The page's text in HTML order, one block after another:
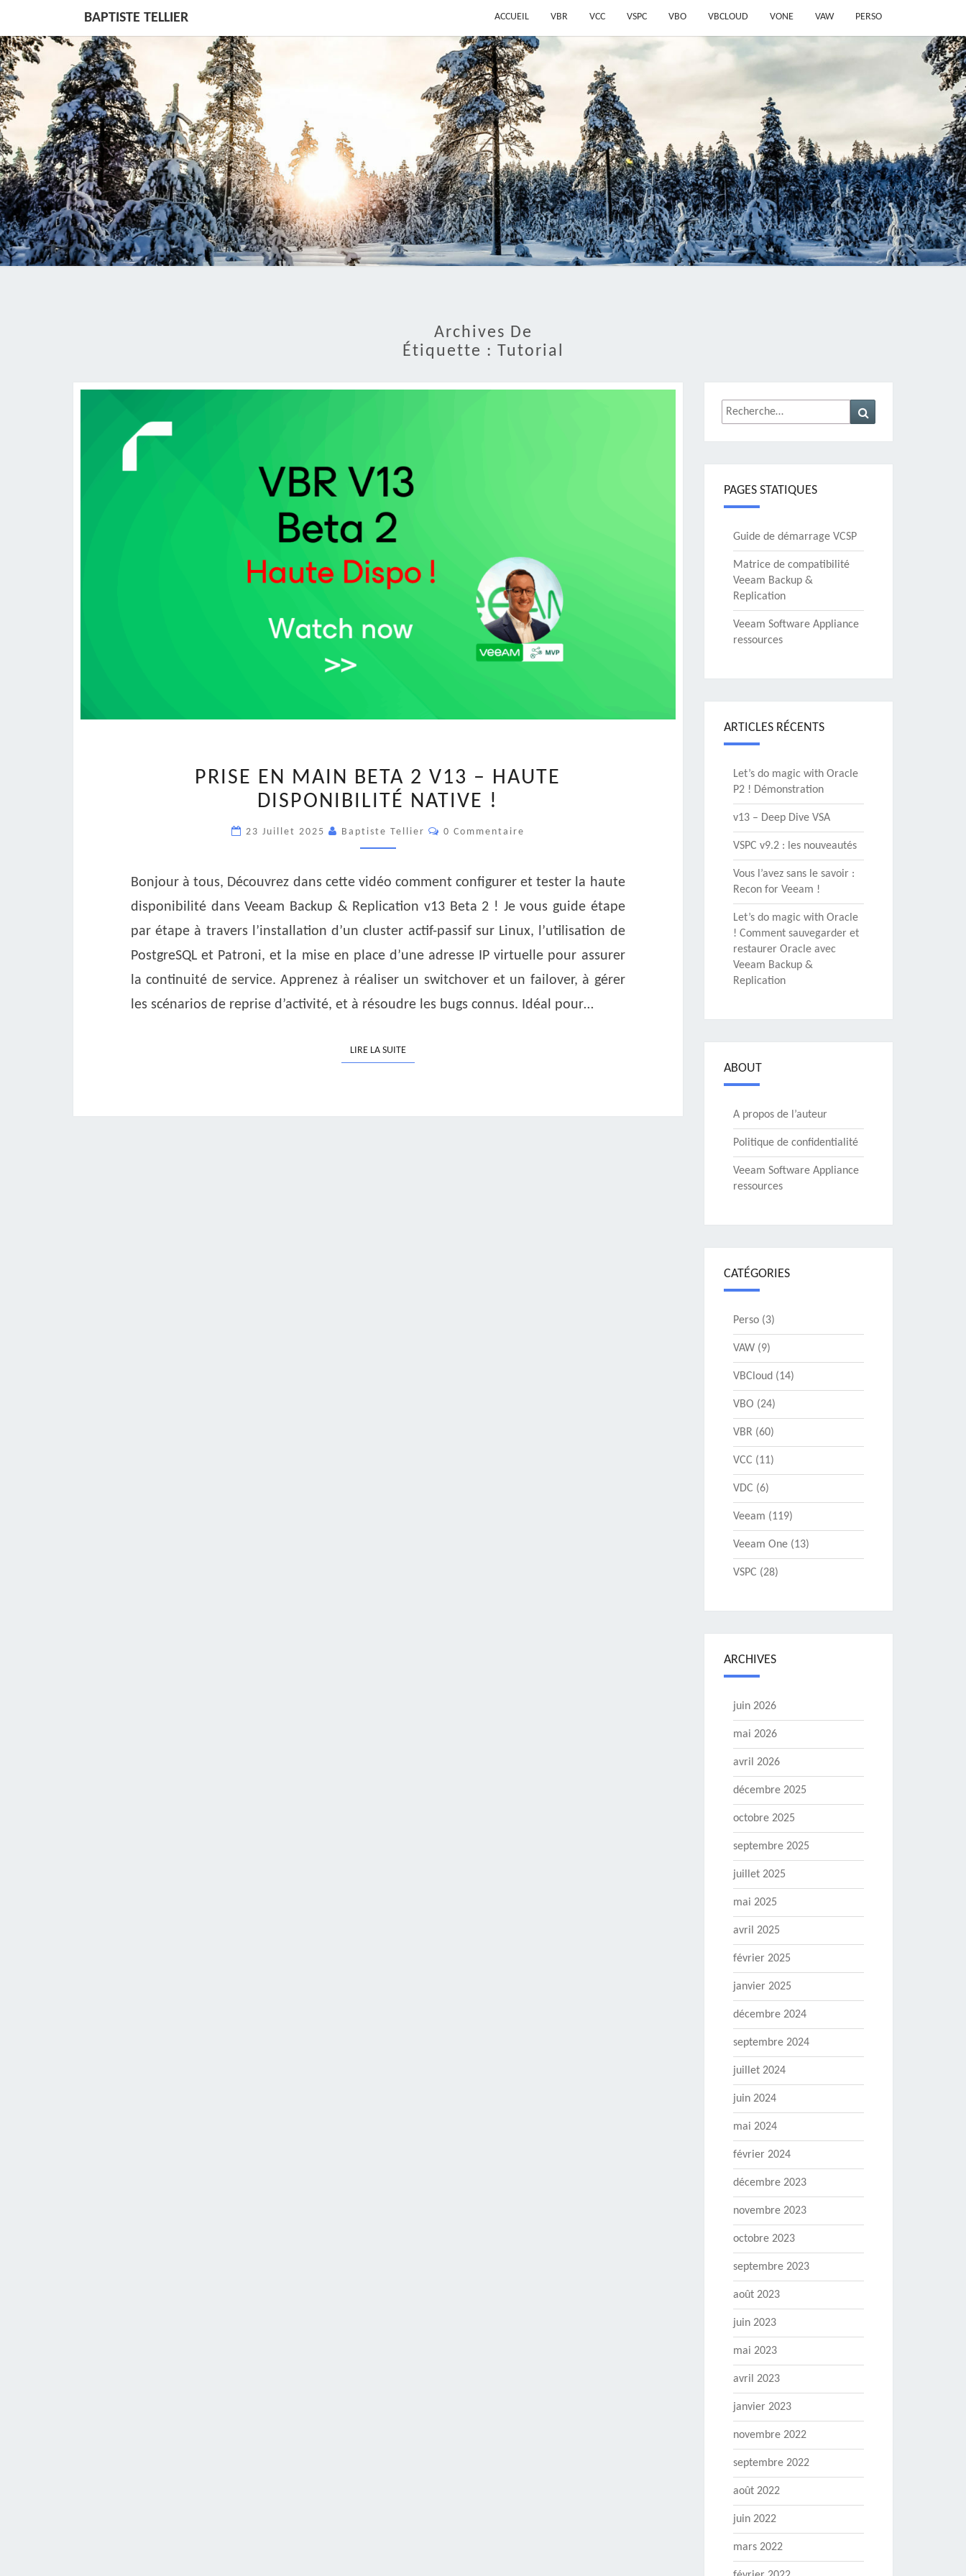
BAPTISTE TELLIER ACCUEIL VBR VCC VSPC VBO VBCLOUD VONE VAW PERSO
Archives De
Étiquette : Tutorial
EN
MAIN
–
HAUTE
DISPONIBILITÉ
!
PRISE EN MAIN BETA 2 V13 – HAUTE
DISPONIBILITÉ NATIVE !
23 Juillet 2025 Baptiste Tellier Commentaires
0 Commentaire
Bonjour à tous, Découvrez dans cette vidéo comment configurer et tester la haute
disponibilité dans Veeam Backup & Replication v13 Beta 2 ! Je vous guide étape
par étape à travers l’installation d’un cluster actif-passif sur Linux, l’utilisation de
PostgreSQL et Patroni, et la mise en place d’une adresse IP virtuelle pour assurer
la continuité de service. Apprenez à réaliser un switchover et un failover, à gérer
les scénarios de reprise d’activité, et à résoudre les bugs connus. Idéal pour…
LIRE LA SUITELIRE LA SUITE
Rechercher :
PAGES STATIQUES
Guide de démarrage VCSP
Matrice de compatibilité
Veeam Backup &
Replication
Veeam Software Appliance
ressources
ARTICLES RÉCENTS
Let’s do magic with Oracle
P2 ! Démonstration
v13 – Deep Dive VSA
VSPC v9.2 : les nouveautés
Vous l’avez sans le savoir :
Recon for Veeam !
Let’s do magic with Oracle
! Comment sauvegarder et
restaurer Oracle avec
Veeam Backup &
Replication
ABOUT
A propos de l’auteur
Politique de confidentialité
Veeam Software Appliance
ressources
CATÉGORIES
Perso(3)
VAW(9)
VBCloud (14)
VBO (24)
VBR(60)
VCC (11)
VDC (6)
Veeam (119)
Veeam One(13)
VSPC (28)
ARCHIVES
juin 2026
mai 2026
avril 2026
décembre 2025
octobre 2025
septembre 2025
juillet 2025
mai 2025
avril 2025
février 2025
janvier 2025
décembre 2024
septembre 2024
juillet 2024
juin 2024
mai 2024
février 2024
décembre 2023
novembre 2023
octobre 2023
septembre 2023
août 2023
juin 2023
mai 2023
avril 2023
janvier 2023
novembre 2022
septembre 2022
août 2022
juin 2022
mars 2022